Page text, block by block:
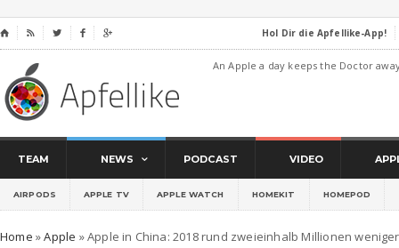
⌂     Hol Dir die Apfellike-App!
An Apple a day keeps the Doctor
TEAM NEWS PODCAST VIDEO
AIRPODS APPLE TV APPLE WATCH HOMEKIT HOMEPOD
Home »Apple »Apple in China: 2018 rund zweieinhalb Millionen